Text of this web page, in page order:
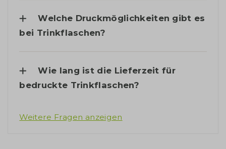
Welche Druckmöglichkeiten gibt es
bei Trinkflaschen?
Wie lang ist die Lieferzeit für
bedruckte Trinkflaschen?
Weitere Fragen anzeigen